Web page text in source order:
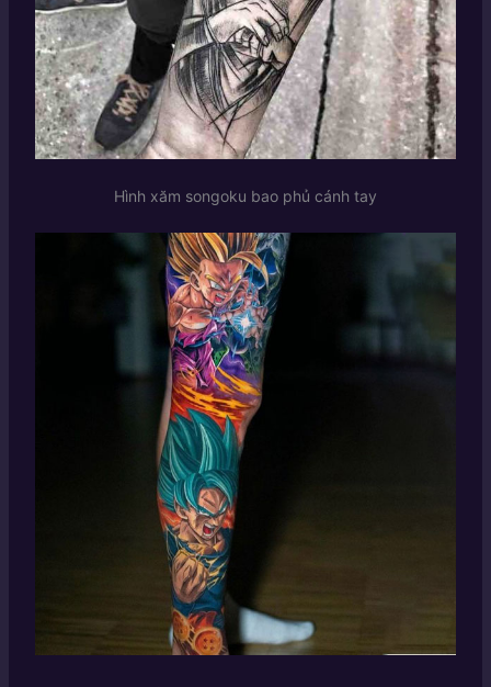
Hình xăm songoku bao phủ cánh tay